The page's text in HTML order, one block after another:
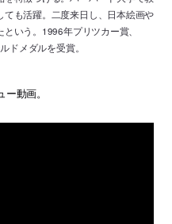
も活躍。二度来日し、日本絵画や
いう。1996年プリツカー賞、
ドメダルを受賞。
動画。